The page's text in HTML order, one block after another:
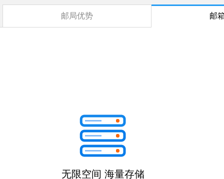
邮局优势 邮
无限空间 海量存储